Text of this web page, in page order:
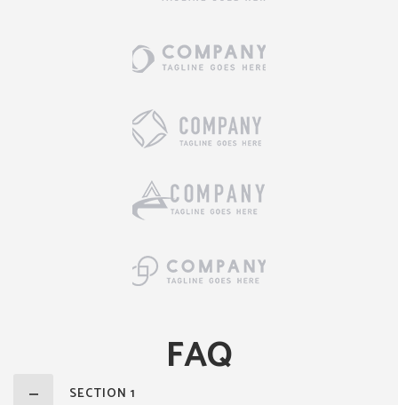
FAQ
SECTION 1